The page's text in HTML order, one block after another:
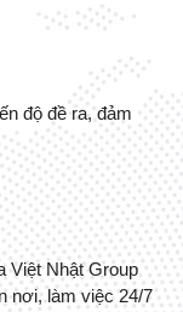
độ đề ra, đảm
Việt Nhật Group
nơi, làm việc 24/7